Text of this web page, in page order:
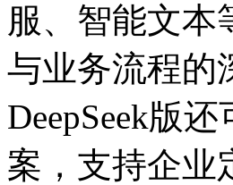
服、智能文
与业务流程的
DeepSeek版还
案，支持企